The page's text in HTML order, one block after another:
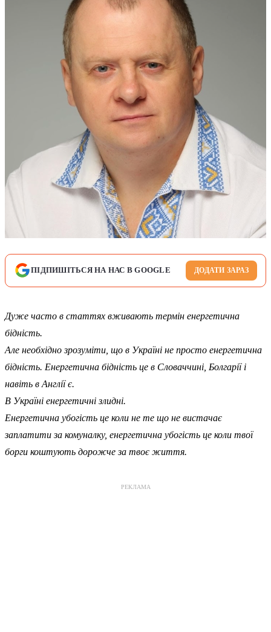
ПІДПИШІТЬСЯ НА НАС В GOOGLE ДОДАТИ ЗАРАЗ
Дуже часто в статтях вживають термін енергетична
бідність.
Але необхідно зрозуміти, що в Україні не просто енергетична
бідність. Енергетична бідність це в Словаччині, Болгарії і
навіть в Англії є.
В Україні енергетичні злидні.
Енергетична убогість це коли не те що не вистачає
заплатити за комуналку, енергетична убогість це коли твої
борги коштують дорожче за твоє життя.
РЕКЛАМА